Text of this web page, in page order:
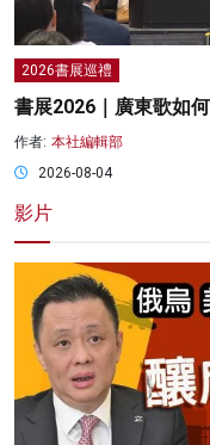
2026書展巡禮
書展2026｜廣東歌如
作者: 本社編輯部
2026-08-04
影片